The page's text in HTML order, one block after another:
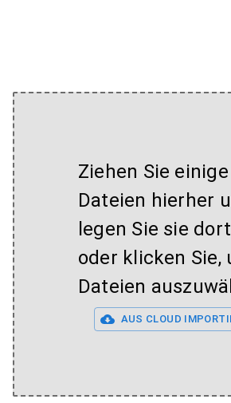
Ziehen Sie einige
Dateien hierher
legen Sie sie
oder klicken Sie,
Dateien
AUS CLOUD